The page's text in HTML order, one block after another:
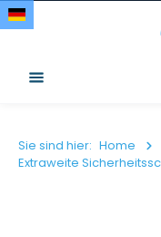
Zum Hauptinhalt
Sie sind hier: Home
Extraweite